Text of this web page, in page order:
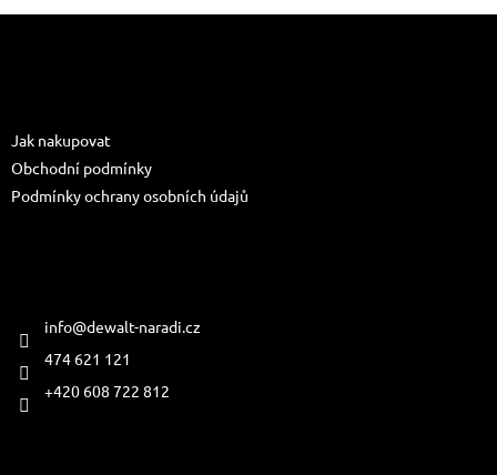
Jak nakupovat
Obchodní podmínky
Podmínky ochrany osobních údajů
info@dewalt-naradi.cz
474 621 121
+420 608 722 812